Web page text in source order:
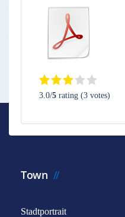
3.0/5 rating (3 votes)
Town
Stadtportrait